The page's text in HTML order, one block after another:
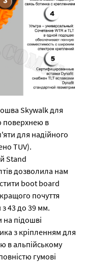
Skywalk для
поверхнею в
для надійного
TUV).
Stand
дозволила нам
boot board
почуття
з 43 до 39 мм.
на підошві
з кріпленням для
в альпійському
гумові